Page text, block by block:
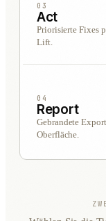
03
Act
Priorisierte Fixes
Lift.
04
Report
Gebrandete
Oberfläche.